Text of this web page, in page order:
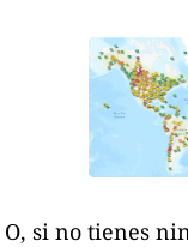
O, si no tienes